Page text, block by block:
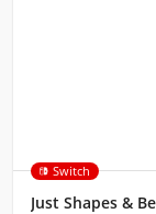
Switch
Just Shapes &